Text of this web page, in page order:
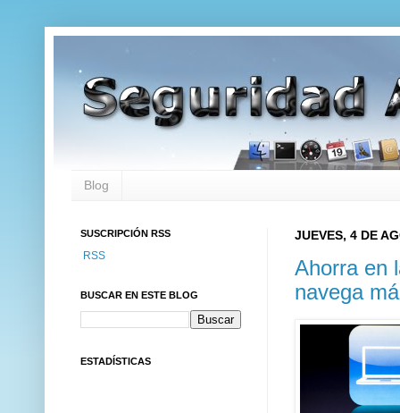
Blog
JUEVES, 4 DE
Ahorra en
navega
SUSCRIPCIÓN RSS
RSS
BUSCAR EN ESTE BLOG
ESTADÍSTICAS